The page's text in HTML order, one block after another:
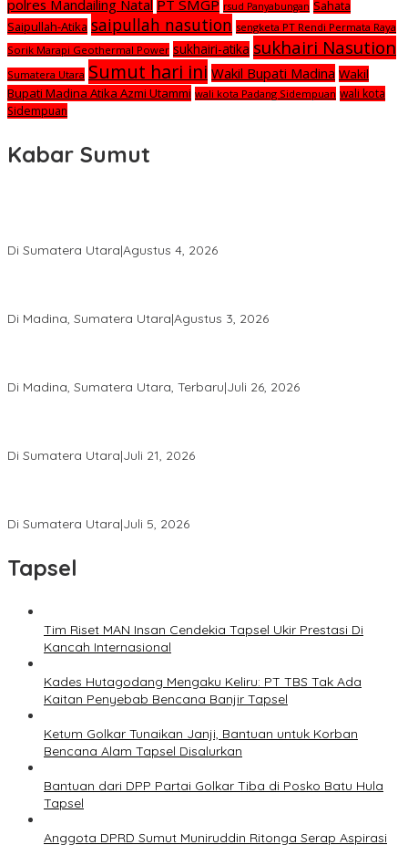
polres Mandailing Natal PT SMGP rsud Panyabungan Sahata
Saipullah-Atika saipullah nasution sengketa PT Rendi Permata Raya
Sorik Marapi Geothermal Power sukhairi-atika sukhairi Nasution
Sumatera Utara Sumut hari ini Wakil Bupati Madina Wakil
Bupati Madina Atika Azmi Utammi wali kota Padang Sidempuan wali kota
Sidempuan
Kabar Sumut
Di Sumatera Utara|Agustus 4, 2026
Di Madina, Sumatera Utara|Agustus 3, 2026
Di Madina, Sumatera Utara, Terbaru|Juli 26, 2026
Di Sumatera Utara|Juli 21, 2026
Di Sumatera Utara|Juli 5, 2026
Tapsel
Tim Riset MAN Insan Cendekia Tapsel Ukir Prestasi Di
Kancah Internasional
Kades Hutagodang Mengaku Keliru: PT TBS Tak Ada
Kaitan Penyebab Bencana Banjir Tapsel
Ketum Golkar Tunaikan Janji, Bantuan untuk Korban
Bencana Alam Tapsel Disalurkan
Bantuan dari DPP Partai Golkar Tiba di Posko Batu Hula
Tapsel
Anggota DPRD Sumut Muniruddin Ritonga Serap Aspirasi